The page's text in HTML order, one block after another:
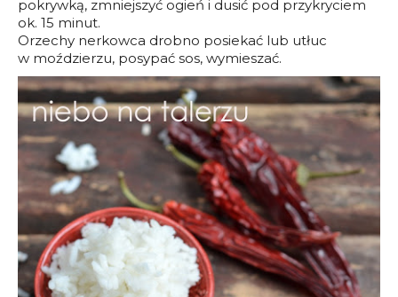
pokrywką, zmniejszyć ogień i dusić pod przykryciem
ok. 15 minut.
Orzechy nerkowca drobno posiekać lub utłuc
w moździerzu, posypać sos, wymieszać.